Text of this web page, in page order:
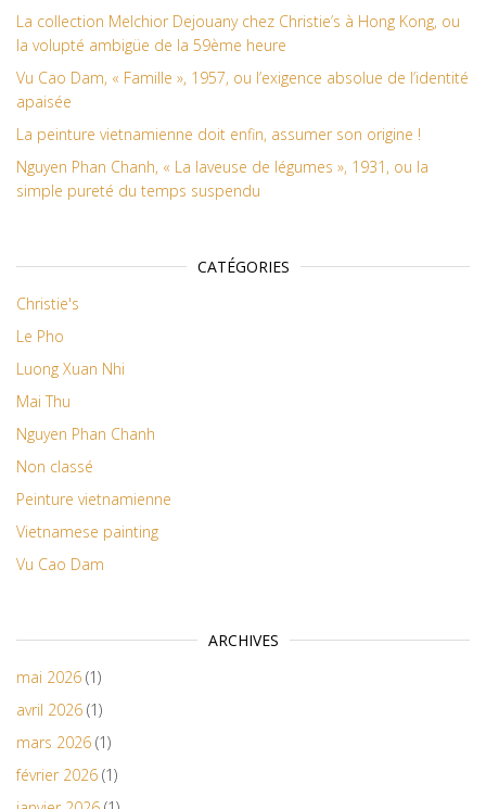
La collection Melchior Dejouany chez Christie’s à Hong Kong, ou
la volupté ambigüe de la 59ème heure
Vu Cao Dam, « Famille », 1957, ou l’exigence absolue de l’identité
apaisée
La peinture vietnamienne doit enfin, assumer son origine !
Nguyen Phan Chanh, « La laveuse de légumes », 1931, ou la
simple pureté du temps suspendu
CATÉGORIES
Christie's
Le Pho
Luong Xuan Nhi
Mai Thu
Nguyen Phan Chanh
Non classé
Peinture vietnamienne
Vietnamese painting
Vu Cao Dam
ARCHIVES
mai 2026 (1)
avril 2026 (1)
mars 2026 (1)
février 2026 (1)